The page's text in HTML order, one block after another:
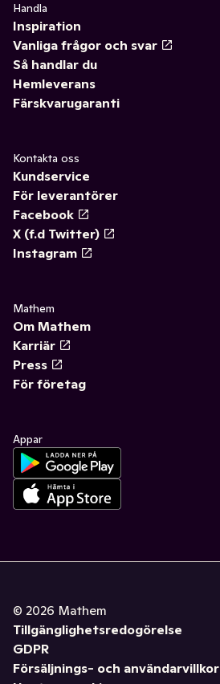
Handla
Inspiration
Vanliga frågor och svar
Så handlar du
Hemleverans
Färskvarugaranti
Kontakta oss
Kundservice
För leverantörer
Facebook
X (f.d Twitter)
Instagram
Mathem
Om Mathem
Karriär
Press
För företag
Appar
© 2026 Mathem
Tillgänglighetsredogörelse
GDPR
Försäljnings- och användarvillkor